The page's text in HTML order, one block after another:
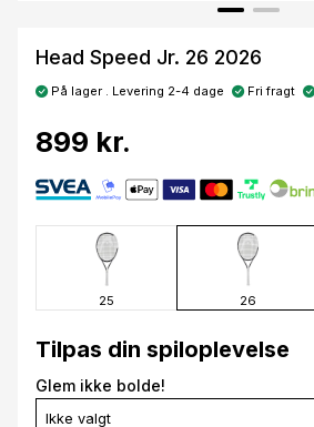
Head Speed Jr. 26 2026
På lager . Levering 2-4 dage Fri fragt
899 kr.
25 26
Tilpas din spiloplevelse
Glem ikke bolde!
Ikke valgt